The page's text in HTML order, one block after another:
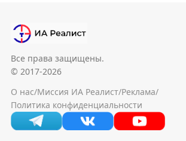
Все права защищены.
© 2017-2026
О нас/Миссия ИА Реалист/Реклама/
Политика конфиденциальности